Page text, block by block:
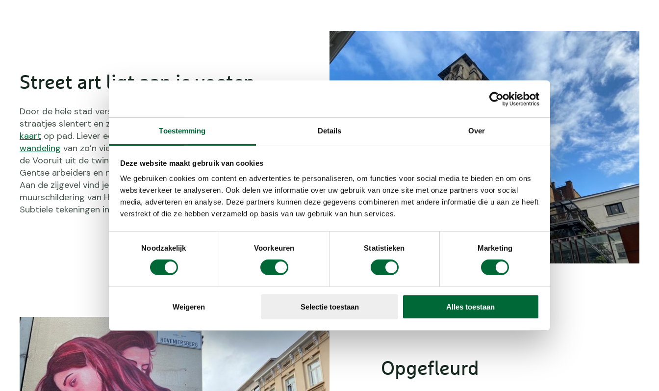
Toestemming Details Over
Deze website maakt gebruik van cookies
We gebruiken cookies om content en advertenties te personaliseren, om functies voor social media te bieden en om ons
websiteverkeer te analyseren. Ook delen we informatie over uw gebruik van onze site met onze partners voor social
media, adverteren en analyse. Deze partners kunnen deze gegevens combineren met andere informatie die u aan ze heeft
verstrekt of die ze hebben verzameld op basis van uw gebruik van hun services.
Noodzakelijk
Voorkeuren Statistieken Marketing
Weigeren Selectie toestaan Alles toestaan
Street art ligt aan je voeten
Door de hele stad verspreid, vind je street art. Wie graag door
straatjes slentert en zich laat verrassen kan met
kaart op pad. Liever een uitgestippelde route? Loop dan
wandeling van zo’n vier kilometer, die start bij het gebouw van
de Vooruit uit de twintigste eeuw. Het was een gebouw voor
Gentse arbeiders en nu zit Kunstencentrum VierNulvier erin.
Aan de zijgevel vind je het eerste kunstwerk: een
muurschildering van Haitham Haddad en Sarah Yu Zeebroek.
Subtiele tekeningen in geel en blauw sieren de muur.
De Vooruit in Gent.
Opgefleurd